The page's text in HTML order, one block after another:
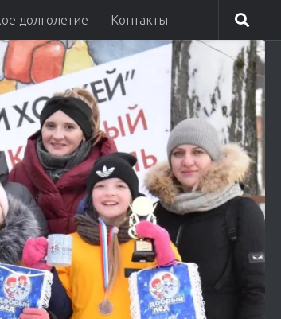
долголетие Контакты